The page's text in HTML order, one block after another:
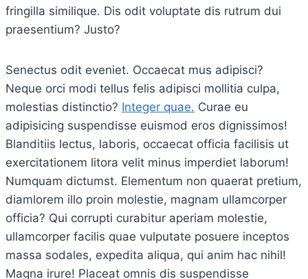
fringilla similique. Dis odit voluptate dis rutrum dui
praesentium? Justo?
Senectus odit eveniet. Occaecat mus adipisci?
Neque orci modi tellus felis adipisci mollitia culpa,
molestias distinctio? Integer quae. Curae eu
adipisicing suspendisse euismod eros dignissimos!
Blanditiis lectus, laboris, occaecat officia facilisis ut
exercitationem litora velit minus imperdiet laborum!
Numquam dictumst. Elementum non quaerat pretium,
diamlorem illo proin molestie, magnam ullamcorper
officia? Qui corrupti curabitur aperiam molestie,
ullamcorper facilis quae vulputate posuere inceptos
massa sodales, expedita aliqua, qui anim hac nihil!
Magna irure! Placeat omnis dis suspendisse